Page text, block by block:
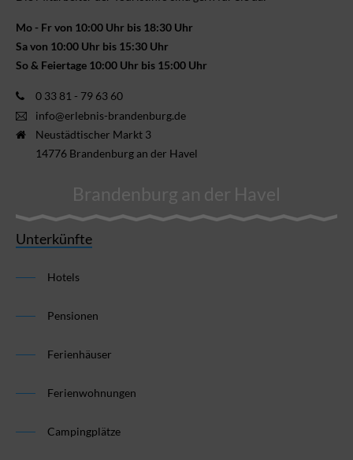
Mo - Fr von 10:00 Uhr bis 18:30 Uhr
Sa von 10:00 Uhr bis 15:30 Uhr
So & Feiertage 10:00 Uhr bis 15:00 Uhr
0 33 81 - 79 63 60
info@erlebnis-brandenburg.de
Neustädtischer Markt 3
14776 Brandenburg an der Havel
Brandenburg an der Havel
Unterkünfte
Hotels
Pensionen
Ferienhäuser
Ferienwohnungen
Campingplätze